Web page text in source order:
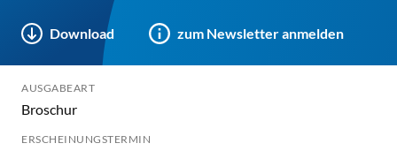
Download zum Newsletter anmelden
AUSGABEART
Broschur
ERSCHEINUNGSTERMIN